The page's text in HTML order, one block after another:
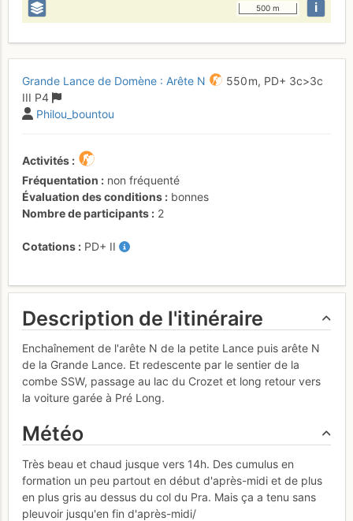
500 m i
Grande Lance de Domène : Arête N 550 m, PD+ 3c>3c
III P4
Philou_bountou
Activités
Fréquentation
non fréquenté
Évaluation des conditions
bonnes
Nombre de participants
2
Cotations PD+ II
Description de l'itinéraire
Enchaînement de l'arête N de la petite Lance puis arête N
de la Grande Lance. Et redescente par le sentier de la
combe SSW, passage au lac du Crozet et long retour vers
la voiture garée à Pré Long.
Météo
Très beau et chaud jusque vers 14h. Des cumulus en
formation un peu partout en début d'après-midi et de plus
en plus gris au dessus du col du Pra. Mais ça a tenu sans
pleuvoir jusqu'en fin d'après-midi/